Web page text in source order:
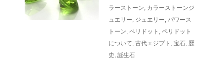
ラーストーン, カラーストーンジ
ュエリー, ジュエリー, パワース
トーン, ペリドット , ペリドット
について, 古代エジプト , 宝石, 歴
史 , 誕生石